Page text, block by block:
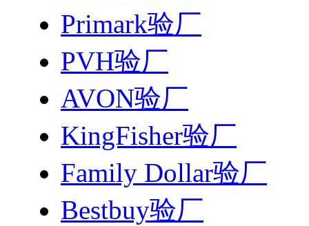
Primark验厂
PVH验厂
AVON验厂
KingFisher验厂
Family Dollar验厂
Bestbuy验厂